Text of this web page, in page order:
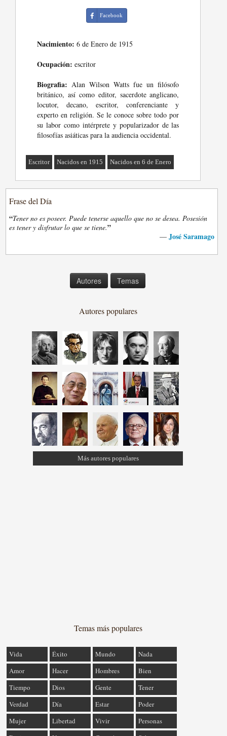
Facebook
Nacimiento: 6 de Enero de 1915
Ocupación: escritor
Biografia: Alan Wilson Watts fue un filósofo
británico, así como editor, sacerdote anglicano,
locutor, decano, escritor, conferenciante y
experto en religión. Se le conoce sobre todo por
su labor como intérprete y popularizador de las
filosofías asiáticas para la audiencia occidental.
Escritor Nacidos en 1915 Nacidos en 6 de Enero
Frase del Día
“Tener no es poseer. Puede tenerse aquello que no se desea. Posesión
es tener y disfrutar lo que se tiene.”
— José Saramago
Autores Temas
Autores populares
Más autores populares
Temas más populares
Vida Éxito Mundo
Nada
Amor
Hacer Hombres
Bien
Tiempo
Dios Gente
Tener
Verdad
Día Estar
Poder
Mujer
Libertad Vivir
Personas